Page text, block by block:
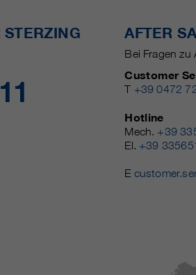
AFTER
Bei Fragen
Customer
T +39 0472
Hotline
Mech. +39
El. +39
E